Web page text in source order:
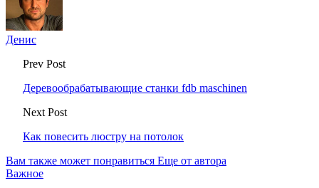
Денис
Prev Post
Деревообрабатывающие станки fdb maschinen
Next Post
Как повесить люстру на потолок
Вам также может понравиться Еще от автора
Важное